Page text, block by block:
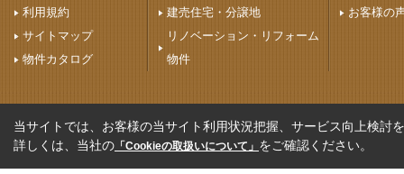
利用規約
サイトマップ
物件カタログ
建売住宅・分譲地
リノベーション・リフォーム
物件
お客様の
当サイトでは、お客様の当サイト利用状況把握、サービス向上検討
詳しくは、当社の 「Cookieの取扱いについて」 をご確認ください。